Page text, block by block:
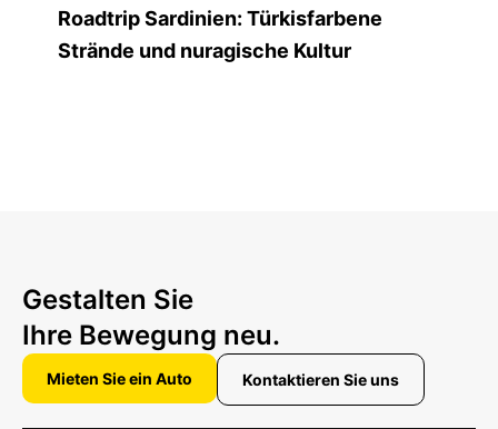
Roadtrip Sardinien: Türkisfarbene
Strände und nuragische Kultur
Gestalten Sie
Ihre Bewegung neu.
Mieten Sie ein Auto Kontaktieren Sie uns